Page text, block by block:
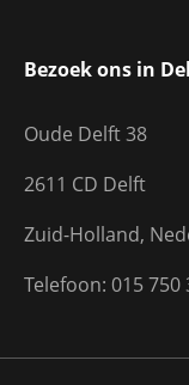
Bezoek ons in
Oude Delft 38
2611 CD Delft
Zuid-Holland,
Telefoon: 015 750